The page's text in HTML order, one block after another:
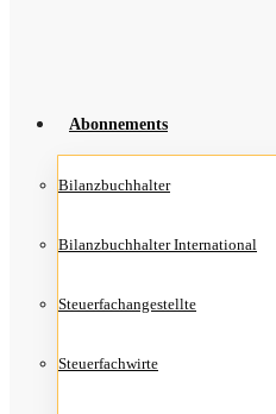
Abon­ne­ments
Bilanz­buch­hal­ter
Bilanz­buch­hal­ter International
Steu­er­fach­an­ge­stell­te
Steu­er­fach­wir­te